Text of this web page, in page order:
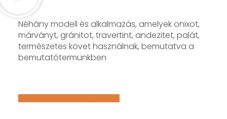
Néhány modell és alkalmazás, amelyek onixot,
márványt, gránitot, travertint, andezitet, palát,
természetes követ használnak, bemutatva a
bemutatótermünkben
Află mai multe despre noi